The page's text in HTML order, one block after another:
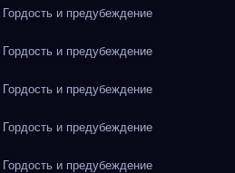
и предубеждение
и предубеждение
и предубеждение
и предубеждение
и предубеждение